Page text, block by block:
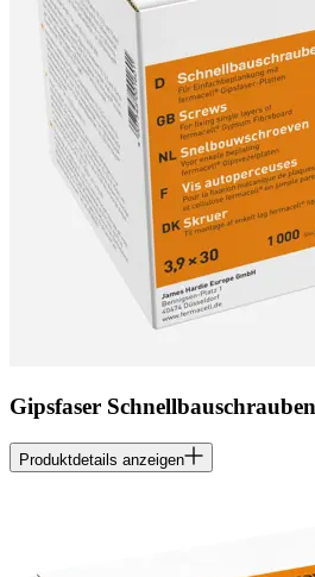
Gipsfaser Schnellbauschrauben
Produktdetails anzeigen